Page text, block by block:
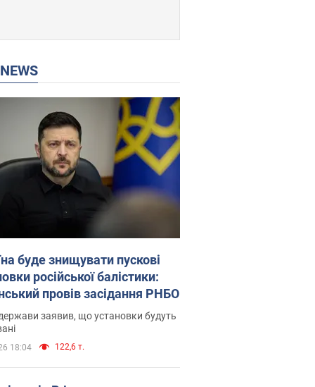
NEWS
буде знищувати пускові
російської балістики:
провів засідання РНБО
заявив, що установки будуть
18:04 122,6 т.